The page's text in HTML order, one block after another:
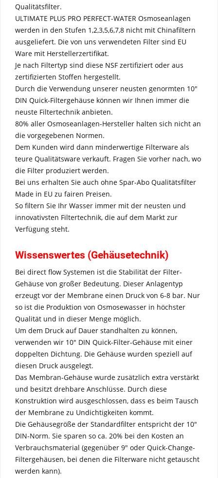
Qualitätsfilter.
ULTIMATE PLUS PRO PERFECT-WATER Osmoseanlagen
werden in den Stufen 1,2,3,5,6,7,8 nicht mit Chinafiltern
ausgeliefert. Die von uns verwendeten Filter sind EU
Ware mit Herstellerzertifikat.
Je nach Filtertyp sind diese NSF zertifiziert oder aus
zertifizierten Stoffen hergestellt.
Durch die Verwendung unserer neusten genormten 10"
DIN Quick-Filtergehäuse können wir Ihnen immer die
neuste Filtertechnik anbieten.
80% aller Osmoseanlagen-Hersteller halten sich nicht an
die vorgegebenen Normen.
Dem Kunden wird dann minderwertige Filterware als
teure Qualitätsware verkauft. Fragen Sie vorher nach, wo
die Filter produziert werden.
Bei uns erhalten Sie auch ohne Spar-Abo Qualitätsfilter
Made in EU zu fairen Preisen.
So filtern Sie Ihr Wasser immer mit der neusten und
innovativsten Filtertechnik, die auf dem Markt zur
Verfügung steht.
Wissenswertes (Gehäusetechnik)
Bei direct flow Systemen ist die Stabilität der Filter-
Gehäuse von großer Bedeutung. Dieser Anlagentyp
erzeugt vor der Membrane einen Druck von 6-8 bar. Nur
so ist die Produktion von Osmosewasser in höchster
Qualität und in dieser Menge möglich.
Um dem Druck auf Dauer standhalten zu können,
verwenden wir 10" DIN Quick-Filter-Gehäuse mit einer
doppelten Dichtung. Die Gehäuse wurden speziell auf
diesen Druck ausgelegt.
Das Membran-Gehäuse wurde zusätzlich extra verstärkt
und besitzt drehbare Anschlüsse. Durch diese
Konstruktion wird ausgeschlossen, dass es beim Tausch
der Membrane zu Undichtigkeiten kommt.
Die Gehäusegröße der Standardfilter entspricht der 10"
DIN-Norm. Sie sparen so ca. 20% bei den Kosten an
Verbrauchsmaterial (gegenüber 9" oder Quick-Change-
Filtergehäusen, bei denen die Filterware nicht getauscht
werden kann).